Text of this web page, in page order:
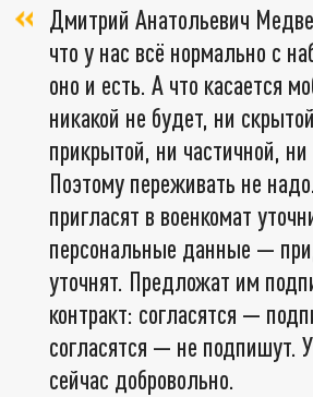
Дмитрий Анатольевич
что у нас всё нормально с
оно и есть. А что касается
никакой не будет, ни
прикрытой, ни частичной,
Поэтому переживать не
пригласят в военкомат
персональные данные —
уточнят. Предложат им
контракт: согласятся —
согласятся — не подпишут.
сейчас добровольно.